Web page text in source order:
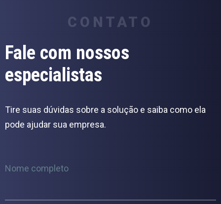
CONTATO
Fale com nossos
especialistas
Tire suas dúvidas sobre a solução e saiba como ela
pode ajudar sua empresa.
Nome completo